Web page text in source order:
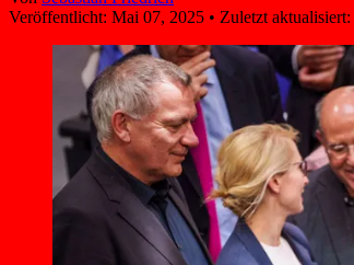
Veröffentlicht: Mai 07, 2025 • Zuletzt aktualisiert: